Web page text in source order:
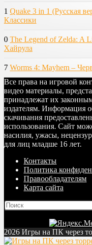
1 Quake 3 in 1 (Русская
Классики
0 The Legend of Zelda: A
Хайрула
7 Worms 4: Mayhem –
Все права на игровой
видео материалы,
принадлежат их
издателям. Информация
скачивания
использования. Сайт
насилия, ужасы,
для лиц младше 16 лет.
Контакты
Политика
Правообладателям
Карта сайта
2026 Игры на ПК через